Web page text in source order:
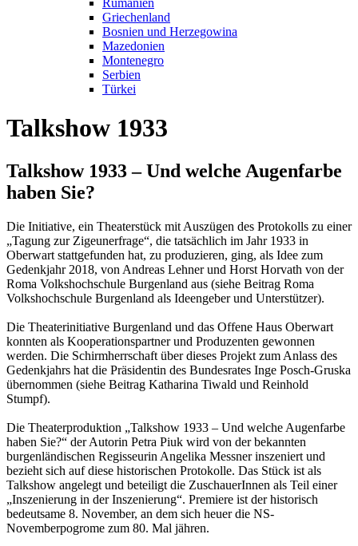
Rumänien
Griechenland
Bosnien und Herzegowina
Mazedonien
Montenegro
Serbien
Türkei
Talkshow 1933
Talkshow 1933 – Und welche Augenfarbe
haben Sie?
Die Initiative, ein Theaterstück mit Auszügen des Protokolls zu einer
„Tagung zur Zigeunerfrage“, die tatsächlich im Jahr 1933 in
Oberwart stattgefunden hat, zu produzieren, ging, als Idee zum
Gedenkjahr 2018, von Andreas Lehner und Horst Horvath von der
Roma Volkshochschule Burgenland aus (siehe Beitrag Roma
Volkshochschule Burgenland als Ideengeber und Unterstützer).
Die Theaterinitiative Burgenland und das Offene Haus Oberwart
konnten als Kooperationspartner und Produzenten gewonnen
werden. Die Schirmherrschaft über dieses Projekt zum Anlass des
Gedenkjahrs hat die Präsidentin des Bundesrates Inge Posch-Gruska
übernommen (siehe Beitrag Katharina Tiwald und Reinhold
Stumpf).
Die Theaterproduktion „Talkshow 1933 – Und welche Augenfarbe
haben Sie?“ der Autorin Petra Piuk wird von der bekannten
burgenländischen Regisseurin Angelika Messner inszeniert und
bezieht sich auf diese historischen Protokolle. Das Stück ist als
Talkshow angelegt und beteiligt die ZuschauerInnen als Teil einer
„Inszenierung in der Inszenierung“. Premiere ist der historisch
bedeutsame 8. November, an dem sich heuer die NS-
Novemberpogrome zum 80. Mal jähren.